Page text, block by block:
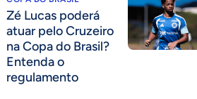
Zé Lucas poderá
atuar pelo Cruzeiro
na Copa do Brasil?
Entenda o
regulamento